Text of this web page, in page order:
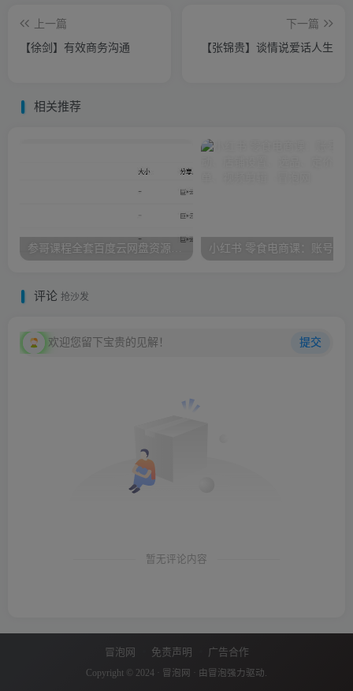
上一篇
【徐剑】有效商务沟通
下一篇
【张锦贵】谈情说爱话人生
相关推荐
评论 抢沙发
欢迎您留下宝贵的见解！ 提交
暂无评论内容
冒泡网 免责声明 广告合作
Copyright © 2024 · 冒泡网 · 由 冒泡 强力驱动.